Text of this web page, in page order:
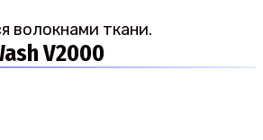
волокнами ткани.
V2000